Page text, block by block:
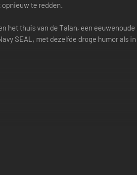
te redden.
het thuis van de Talan, een
SEAL, met dezelfde droge humor als